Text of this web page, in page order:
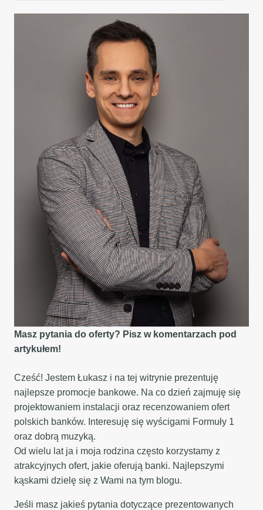
Masz pytania do oferty? Pisz w komentarzach pod
artykułem!
Cześć! Jestem Łukasz i na tej witrynie prezentuję
najlepsze promocje bankowe. Na co dzień zajmuję się
projektowaniem instalacji oraz recenzowaniem ofert
polskich banków. Interesuję się wyścigami Formuły 1
oraz dobrą muzyką.
Od wielu lat ja i moja rodzina często korzystamy z
atrakcyjnych ofert, jakie oferują banki. Najlepszymi
kąskami dzielę się z Wami na tym blogu.
Jeśli masz jakieś pytania dotyczące prezentowanych